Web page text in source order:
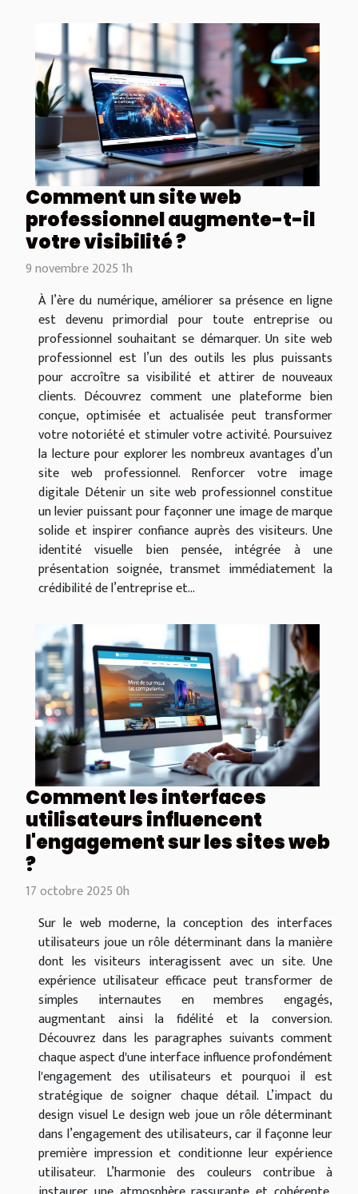
Comment un site web
professionnel augmente-t-il
votre visibilité ?
9 novembre 2025 1h
À l’ère du numérique, améliorer sa présence en ligne
est devenu primordial pour toute entreprise ou
professionnel souhaitant se démarquer. Un site web
professionnel est l’un des outils les plus puissants
pour accroître sa visibilité et attirer de nouveaux
clients. Découvrez comment une plateforme bien
conçue, optimisée et actualisée peut transformer
votre notoriété et stimuler votre activité. Poursuivez
la lecture pour explorer les nombreux avantages d’un
site web professionnel. Renforcer votre image
digitale Détenir un site web professionnel constitue
un levier puissant pour façonner une image de marque
solide et inspirer confiance auprès des visiteurs. Une
identité visuelle bien pensée, intégrée à une
présentation soignée, transmet immédiatement la
crédibilité de l’entreprise et...
Comment les interfaces
utilisateurs influencent
l'engagement sur les sites web
?
17 octobre 2025 0h
Sur le web moderne, la conception des interfaces
utilisateurs joue un rôle déterminant dans la manière
dont les visiteurs interagissent avec un site. Une
expérience utilisateur efficace peut transformer de
simples internautes en membres engagés,
augmentant ainsi la fidélité et la conversion.
Découvrez dans les paragraphes suivants comment
chaque aspect d'une interface influence profondément
l'engagement des utilisateurs et pourquoi il est
stratégique de soigner chaque détail. L’impact du
design visuel Le design web joue un rôle déterminant
dans l’engagement des utilisateurs, car il façonne leur
première impression et conditionne leur expérience
utilisateur. L’harmonie des couleurs contribue à